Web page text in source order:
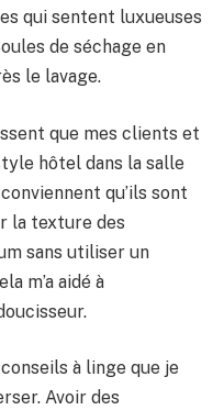
qui sentent luxueuses
de séchage en
le lavage.
que mes clients et
hôtel dans la salle
qu’ils sont
la texture des
sans utiliser un
m’a aidé à
à linge que je
Avoir des